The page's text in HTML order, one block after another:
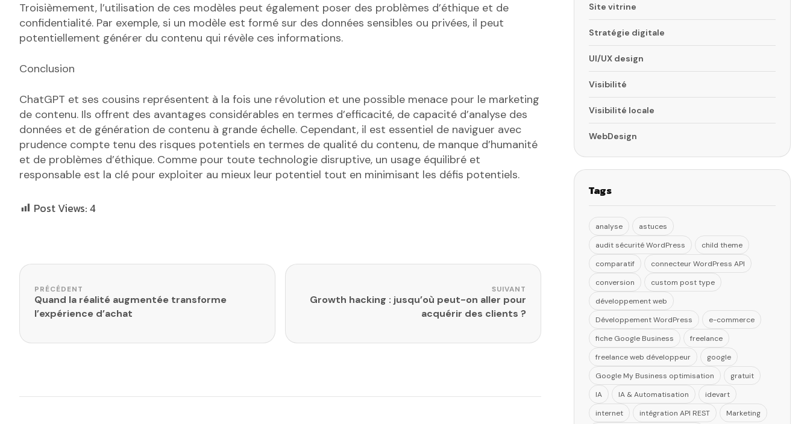
Troisièmement, l’utilisation de ces modèles peut également poser des problèmes d’éthique et de
confidentialité. Par exemple, si un modèle est formé sur des données sensibles ou privées, il peut
potentiellement générer du contenu qui révèle ces informations.
Conclusion
ChatGPT et ses cousins représentent à la fois une révolution et une possible menace pour le marketing
de contenu. Ils offrent des avantages considérables en termes d’efficacité, de capacité d’analyse des
données et de génération de contenu à grande échelle. Cependant, il est essentiel de naviguer avec
prudence compte tenu des risques potentiels en termes de qualité du contenu, de manque d’humanité
et de problèmes d’éthique. Comme pour toute technologie disruptive, un usage équilibré et
responsable est la clé pour exploiter au mieux leur potentiel tout en minimisant les défis potentiels.
Post Views:4
Navigation de l’article
PRÉCÉDENT
Quand la réalité augmentée transforme
l’expérience d’achat
SUIVANT
Growth hacking : jusqu’où peut-on aller pour
acquérir des clients ?
Site vitrine
Stratégie digitale
UI/UX design
Visibilité
Visibilité locale
WebDesign
Tags
analyse
astuces
audit sécurité WordPress
child theme
comparatif
connecteur WordPress API
conversion
custom post type
développement web
Développement WordPress
e-commerce
fiche Google Business
freelance
freelance web développeur
google
Google My Business optimisation
gratuit
IA
IA & Automatisation
idevart
internet
intégration API REST
Marketing